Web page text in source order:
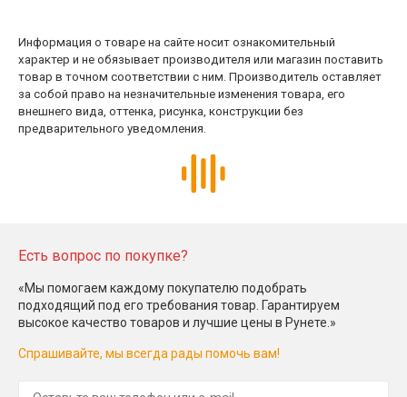
Информация о товаре на сайте носит ознакомительный
характер и не обязывает производителя или магазин поставить
товар в точном соответствии с ним. Производитель оставляет
за собой право на незначительные изменения товара, его
внешнего вида, оттенка, рисунка, конструкции без
предварительного уведомления.
Есть вопрос по покупке?
«Мы помогаем каждому покупателю подобрать
подходящий под его требования товар. Гарантируем
высокое качество товаров и лучшие цены в Рунете.»
Спрашивайте, мы всегда рады помочь вам!